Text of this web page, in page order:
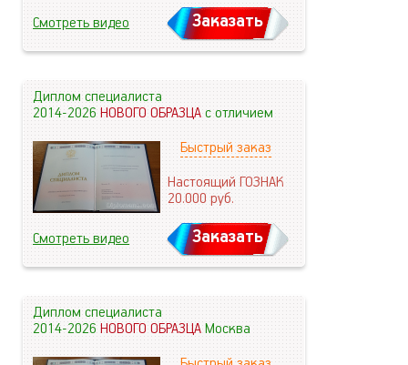
Смотреть видео Заказать
Диплом специалиста
2014-2026НОВОГО ОБРАЗЦАс отличием
Быстрый заказ
Настоящий ГОЗНАК
20.000руб.
Смотреть видео Заказать
Диплом специалиста
2014-2026НОВОГО ОБРАЗЦАМосква